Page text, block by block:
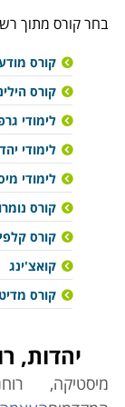
בחר קורס מתוך
קורס
קורס
לימודי
לימודי
לימודי
קורס
קורס
קואצ'ינג
קורס
יהדות,
מיסטיקה,